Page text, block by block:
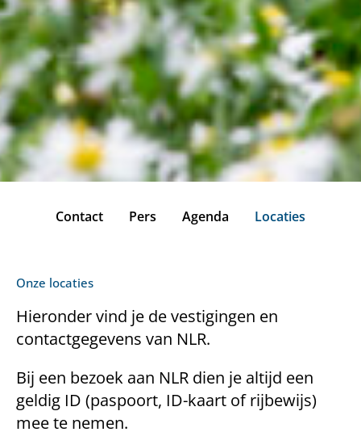
Contact Pers Agenda Locaties
Onze locaties
Hieronder vind je de vestigingen en
contactgegevens van NLR.
Bij een bezoek aan NLR dien je altijd een
geldig ID (paspoort, ID-kaart of rijbewijs)
mee te nemen.